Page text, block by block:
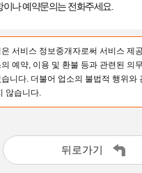
이나 예약문의는 전화주세요.
서비스 정보중개자로써 서비스 제
예약, 이용 및 환불 등과 관련된 의
니다. 더불어 업소의 불법적 행위와
않습니다.
뒤로가기